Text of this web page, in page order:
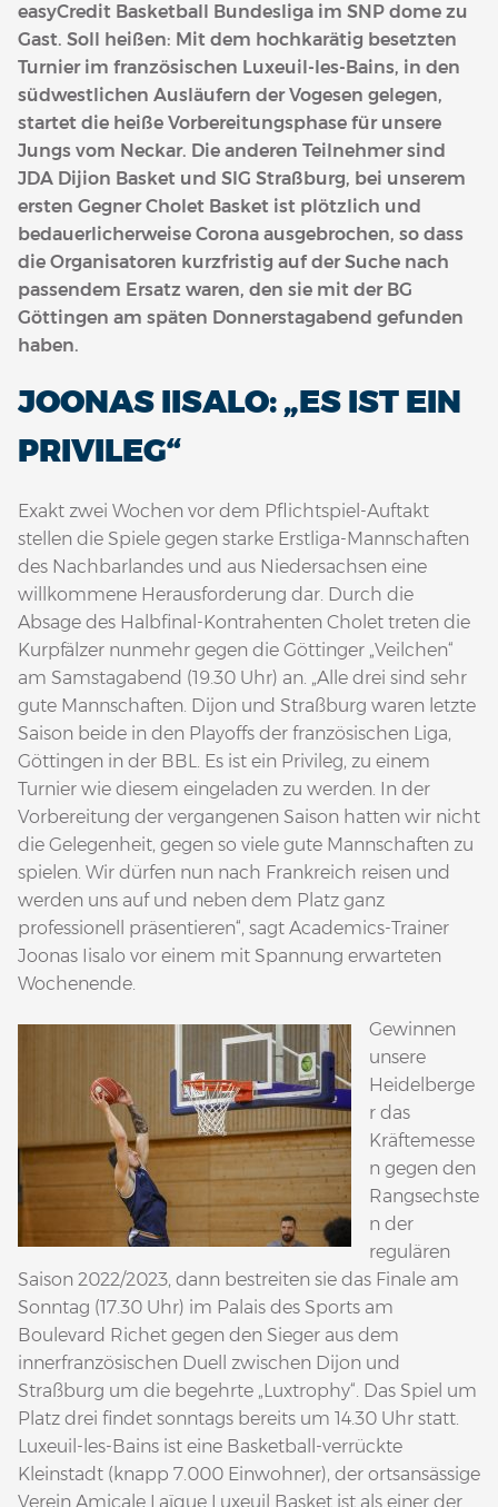
easyCredit Basketball Bundesliga im SNP dome zu
Gast. Soll heißen: Mit dem hochkarätig besetzten
Turnier im französischen Luxeuil-les-Bains, in den
südwestlichen Ausläufern der Vogesen gelegen,
startet die heiße Vorbereitungsphase für unsere
Jungs vom Neckar. Die anderen Teilnehmer sind
JDA Dijion Basket und SIG Straßburg, bei unserem
ersten Gegner Cholet Basket ist plötzlich und
bedauerlicherweise Corona ausgebrochen, so dass
die Organisatoren kurzfristig auf der Suche nach
passendem Ersatz waren, den sie mit der BG
Göttingen am späten Donnerstagabend gefunden
haben.
JOONAS IISALO: „ES IST EIN
PRIVILEG“
Exakt zwei Wochen vor dem Pflichtspiel-Auftakt
stellen die Spiele gegen starke Erstliga-Mannschaften
des Nachbarlandes und aus Niedersachsen eine
willkommene Herausforderung dar. Durch die
Absage des Halbfinal-Kontrahenten Cholet treten die
Kurpfälzer nunmehr gegen die Göttinger „Veilchen“
am Samstagabend (19.30 Uhr) an. „Alle drei sind sehr
gute Mannschaften. Dijon und Straßburg waren letzte
Saison beide in den Playoffs der französischen Liga,
Göttingen in der BBL. Es ist ein Privileg, zu einem
Turnier wie diesem eingeladen zu werden. In der
Vorbereitung der vergangenen Saison hatten wir nicht
die Gelegenheit, gegen so viele gute Mannschaften zu
spielen. Wir dürfen nun nach Frankreich reisen und
werden uns auf und neben dem Platz ganz
professionell präsentieren“, sagt Academics-Trainer
Joonas Iisalo vor einem mit Spannung erwarteten
Wochenende.
Gewinnen
unsere
Heidelberge
r das
Kräftemesse
n gegen den
Rangsechste
n der
regulären
Saison 2022/2023, dann bestreiten sie das Finale am
Sonntag (17.30 Uhr) im Palais des Sports am
Boulevard Richet gegen den Sieger aus dem
innerfranzösischen Duell zwischen Dijon und
Straßburg um die begehrte „Luxtrophy“. Das Spiel um
Platz drei findet sonntags bereits um 14.30 Uhr statt.
Luxeuil-les-Bains ist eine Basketball-verrückte
Kleinstadt (knapp 7.000 Einwohner), der ortsansässige
Verein Amicale Laïque Luxeuil Basket ist als einer der